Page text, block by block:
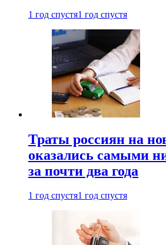
1 год спустя1 год спустя
Траты россиян на
оказались самыми
за почти два года
1 год спустя1 год спустя